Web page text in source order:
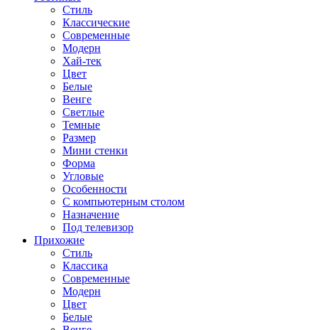
Стиль
Классические
Современные
Модерн
Хай-тек
Цвет
Белые
Венге
Светлые
Темные
Размер
Мини стенки
Форма
Угловые
Особенности
С компьютерным столом
Назначение
Под телевизор
Прихожие
Стиль
Классика
Современные
Модерн
Цвет
Белые